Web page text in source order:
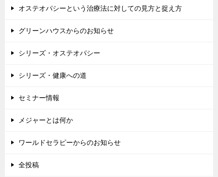
オステオパシーという治療法に対しての見方と捉え方
グリーンハウスからのお知らせ
シリーズ・オステオパシー
シリーズ・健康への道
セミナー情報
メジャーとは何か
ワールドセラピーからのお知らせ
全投稿